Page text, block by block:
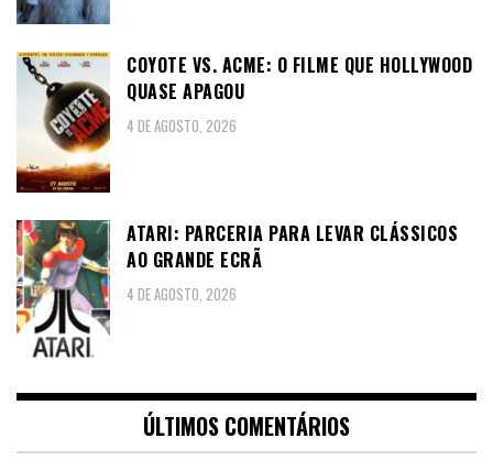
COYOTE VS. ACME: O FILME QUE HOLLYWOOD
QUASE APAGOU
4 DE AGOSTO, 2026
ATARI: PARCERIA PARA LEVAR CLÁSSICOS
AO GRANDE ECRÃ
4 DE AGOSTO, 2026
ÚLTIMOS COMENTÁRIOS